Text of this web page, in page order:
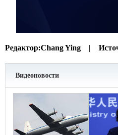
Редактор:Chang Ying |
Видеоновости